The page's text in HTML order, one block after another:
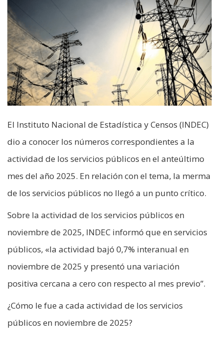
El Instituto Nacional de Estadística y Censos (INDEC)
dio a conocer los números correspondientes a la
actividad de los servicios públicos en el anteúltimo
mes del año 2025. En relación con el tema, la merma
de los servicios públicos no llegó a un punto crítico.
Sobre la actividad de los servicios públicos en
noviembre de 2025, INDEC informó que en servicios
públicos, «la actividad bajó 0,7% interanual en
noviembre de 2025 y presentó una variación
positiva cercana a cero con respecto al mes previo”.
¿Cómo le fue a cada actividad de los servicios
públicos en noviembre de 2025?